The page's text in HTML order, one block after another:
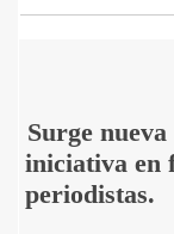
Surge nueva
iniciativa en
periodistas.